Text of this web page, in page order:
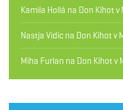
Kamila Hollá na Don Kihot
Nastja Vidic na Don Kihot v
Miha Furlan na Don Kihot v